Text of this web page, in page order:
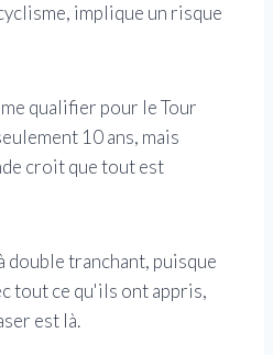
implique un risque
qualifier pour le Tour
10 ans, mais
croit que tout est
double tranchant, puisque
tout ce qu'ils ont appris,
est là.